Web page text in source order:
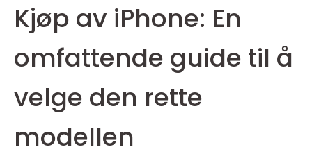
Kjøp av iPhone: En
omfattende guide til å
velge den rette
modellen